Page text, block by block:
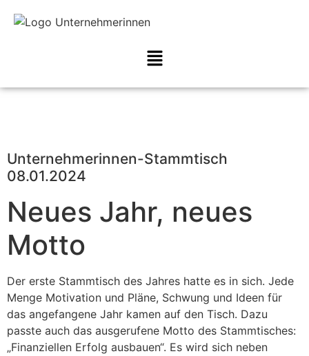
Unternehmerinnen-Stammtisch
08.01.2024
Neues Jahr, neues
Motto
Der erste Stammtisch des Jahres hatte es in sich. Jede
Menge Motivation und Pläne, Schwung und Ideen für
das angefangene Jahr kamen auf den Tisch. Dazu
passte auch das ausgerufene Motto des Stammtisches:
„Finanziellen Erfolg ausbauen“. Es wird sich neben